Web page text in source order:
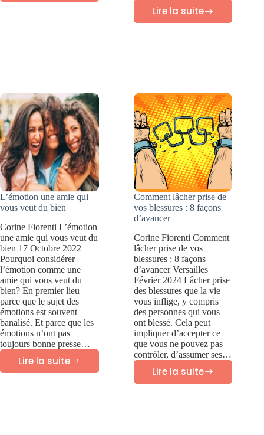
colère
Lire la suite
moderne
est-
elle
différente
?
L’émotion une amie qui
vous veut du bien
Corine Fiorenti L’émotion
une amie qui vous veut du
bien 17 Octobre 2022
Pourquoi considérer
l’émotion comme une
amie qui vous veut du
bien? En premier lieu
parce que le sujet des
émotions est souvent
banalisé. Et parce que les
émotions n’ont pas
toujours bonne presse…
Lire la suite
Comment lâcher prise de
vos blessures : 8 façons
d’avancer
Corine Fiorenti Comment
lâcher prise de vos
blessures : 8 façons
d’avancer Versailles
Février 2024 Lâcher prise
des blessures que la vie
vous inflige, y compris
des personnes qui vous
ont blessé. Cela peut
impliquer d’accepter ce
que vous ne pouvez pas
contrôler, d’assumer ses…
Lire la suite